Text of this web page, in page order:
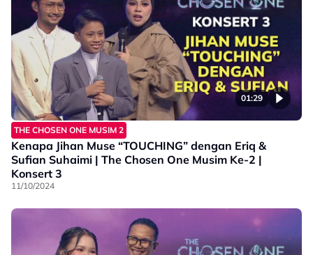
01:29
THE CHOSEN ONE MUSIM 2
Kenapa Jihan Muse “TOUCHING” dengan Eriq &
Sufian Suhaimi | The Chosen One Musim Ke-2 |
Konsert 3
11/10/2024